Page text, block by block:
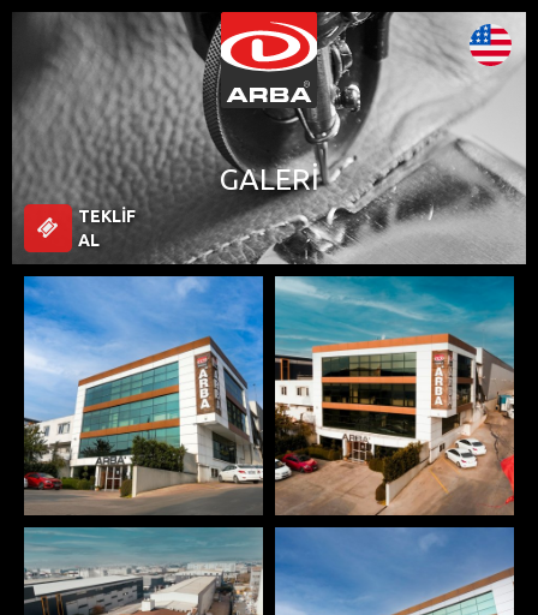
GALERI
TEKLIF
AL